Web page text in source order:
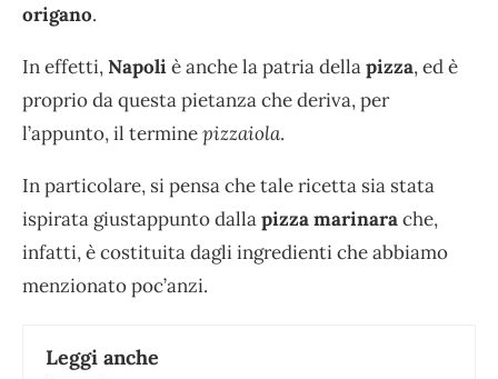
origano.
In effetti,Napoliè anche la patria dellapizza, ed è
proprio da questa pietanza che deriva, per
l’appunto, il terminepizzaiola.
In particolare, si pensa che tale ricetta sia stata
ispirata giustappunto dallapizza marinarache,
infatti, è costituita dagli ingredienti che abbiamo
menzionato poc’anzi.
Leggi anche